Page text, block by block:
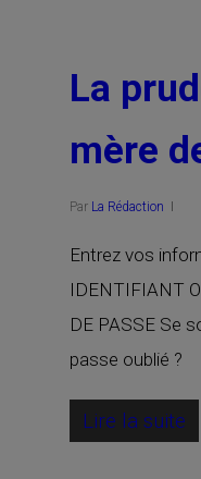
La
mère
Par La Rédaction
Entrez vos
IDENTIFIANT
DE PASSE Se
passe oublié ?
Lire la suite